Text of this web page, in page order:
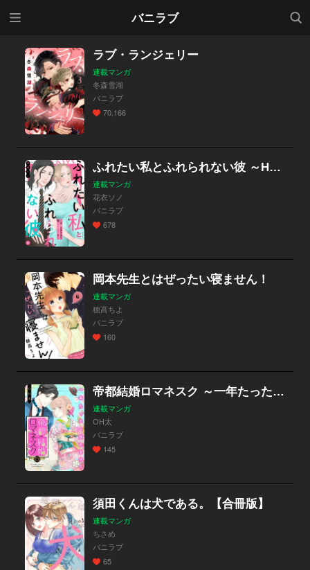
バニラブ
検索
ラブ・ランジェリー
連載マンガ
冬森雪湖
バニラブ
70,166
ふれたい私とふれられない彼 ～Hが上手すぎて振られました!?～
連載マンガ
花衣ソノ
バニラブ
678
岡本先生とはぜったい寝ません！
連載マンガ
穂高ちよ
バニラブ
160
帝都結婚ロマネスク ～一年たったら別れます！～
連載マンガ
OH太
バニラブ
145
須田くんは犬である。【合冊版】
連載マンガ
ちさめ
バニラブ
65